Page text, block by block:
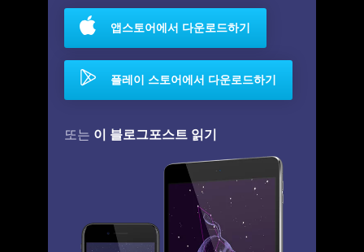
앱스토어에서 다운로드하기
플레이 스토어에서 다운로드하기
또는 이 블로그포스트 읽기